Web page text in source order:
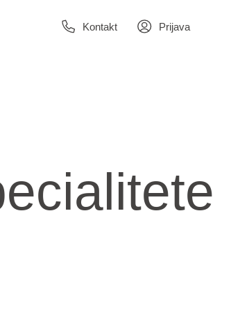
Kontakt Prijava